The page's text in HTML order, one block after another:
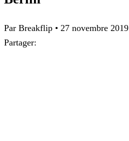
Par Breakflip • 27 novembre 2019
Partager: